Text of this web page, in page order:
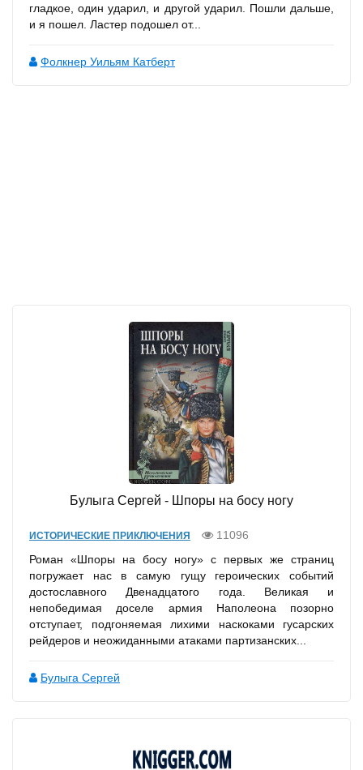
гладкое, один ударил, и другой ударил. Пошли дальше,
и я пошел. Ластер подошел от...
Фолкнер Уильям Катберт
Булыга Сергей - Шпоры на босу ногу
ИСТОРИЧЕСКИЕ ПРИКЛЮЧЕНИЯ
11096
Роман «Шпоры на босу ногу» с первых же страниц
погружает нас в самую гущу героических событий
достославного Двенадцатого года. Великая и
непобедимая доселе армия Наполеона позорно
отступает, подгоняемая лихими наскоками гусарских
рейдеров и неожиданными атаками партизанских...
Булыга Сергей